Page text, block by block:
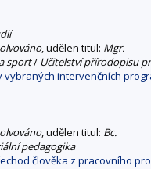
, udělen titul: Mgr.
sport/ Učitelství přírodopisu
vybraných intervenčních
, udělen titul: Bc.
pedagogika
člověka z pracovního